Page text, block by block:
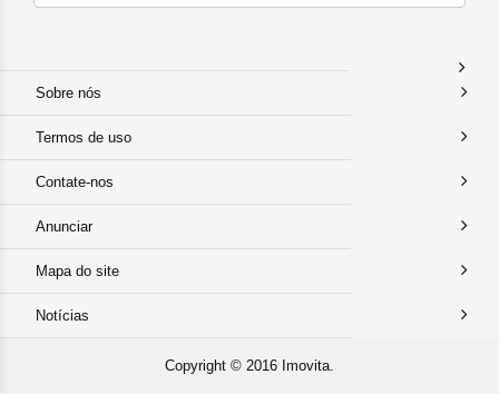
Sobre nós
Termos de uso
Contate-nos
Anunciar
Mapa do site
Notícias
Copyright © 2016 Imovita.